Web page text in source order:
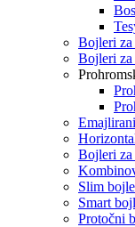
Bojleri
Bojleri
Bojleri za
Slim
Smart
Protočni